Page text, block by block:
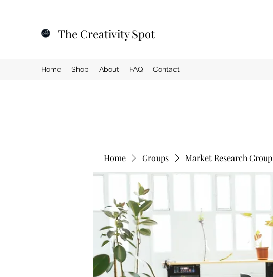
The Creativity Spot
Home Shop About FAQ Contact
Home Groups Market Research Group